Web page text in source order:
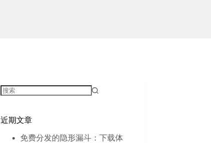
果
近期文章
免费分发的隐形漏斗：下载体